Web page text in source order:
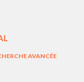
AVANCÉE